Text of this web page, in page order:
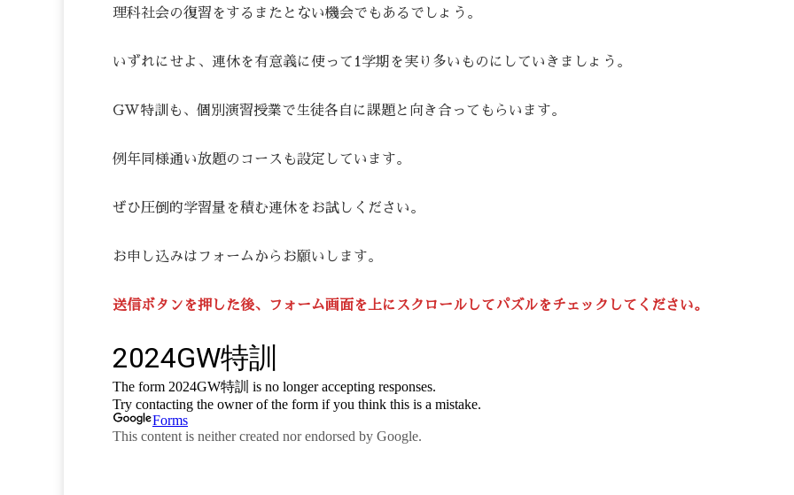
理科社会の復習をするまたとない機会でもあるでしょう。
いずれにせよ、連休を有意義に使って1学期を実り多いものにしていきましょう。
GW特訓も、個別演習授業で生徒各自に課題と向き合ってもらいます。
例年同様通い放題のコースも設定しています。
ぜひ圧倒的学習量を積む連休をお試しください。
お申し込みはフォームからお願いします。
送信ボタンを押した後、フォーム画面を上にスクロールしてパズルをチェックしてください。